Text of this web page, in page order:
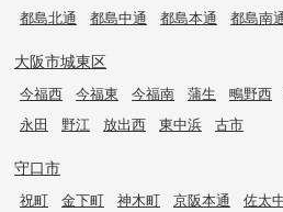
都島北通
都島中通 都島本通 都島南
大阪市城東区
今福西 今福東 今福南 蒲生 鴫野西
永田
野江 放出西 東中浜 古市
守口市
祝町 金下町 神木町 京阪本通 佐太